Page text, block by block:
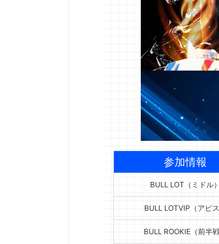
参加情報
BULL LOT（ミドル
BULL LOTVIP（アピ
BULL ROOKIE（前半